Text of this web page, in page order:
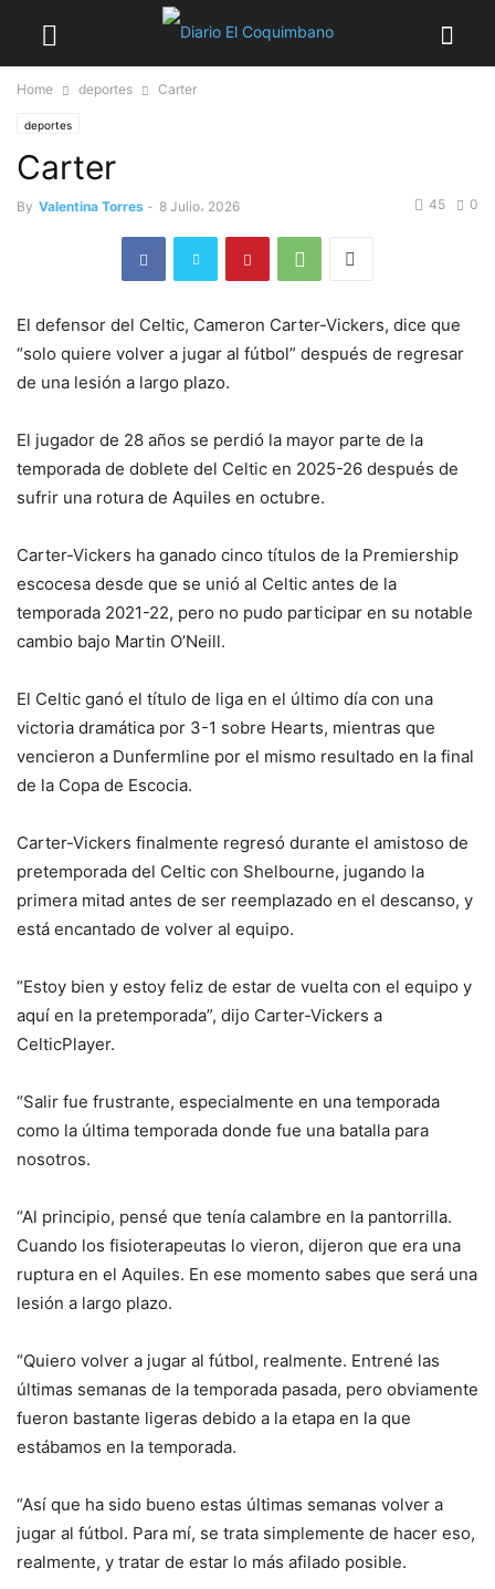
Home deportes Carter
deportes
Carter
By Valentina Torres - 8 Julio، 2026 0
45
El defensor del Celtic, Cameron Carter-Vickers, dice que
“solo quiere volver a jugar al fútbol” después de regresar
de una lesión a largo plazo.
El jugador de 28 años se perdió la mayor parte de la
temporada de doblete del Celtic en 2025-26 después de
sufrir una rotura de Aquiles en octubre.
Carter-Vickers ha ganado cinco títulos de la Premiership
escocesa desde que se unió al Celtic antes de la
temporada 2021-22, pero no pudo participar en su notable
cambio bajo Martin O’Neill.
El Celtic ganó el título de liga en el último día con una
victoria dramática por 3-1 sobre Hearts, mientras que
vencieron a Dunfermline por el mismo resultado en la final
de la Copa de Escocia.
Carter-Vickers finalmente regresó durante el amistoso de
pretemporada del Celtic con Shelbourne, jugando la
primera mitad antes de ser reemplazado en el descanso, y
está encantado de volver al equipo.
“Estoy bien y estoy feliz de estar de vuelta con el equipo y
aquí en la pretemporada”, dijo Carter-Vickers a
CelticPlayer.
“Salir fue frustrante, especialmente en una temporada
como la última temporada donde fue una batalla para
nosotros.
“Al principio, pensé que tenía calambre en la pantorrilla.
Cuando los fisioterapeutas lo vieron, dijeron que era una
ruptura en el Aquiles. En ese momento sabes que será una
lesión a largo plazo.
“Quiero volver a jugar al fútbol, realmente. Entrené las
últimas semanas de la temporada pasada, pero obviamente
fueron bastante ligeras debido a la etapa en la que
estábamos en la temporada.
“Así que ha sido bueno estas últimas semanas volver a
jugar al fútbol. Para mí, se trata simplemente de hacer eso,
realmente, y tratar de estar lo más afilado posible.